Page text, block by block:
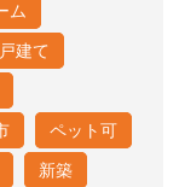
ム
建て
ペット可
新築